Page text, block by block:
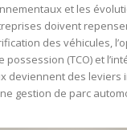
et les
doivent
des véhicules,
possession (TCO) et
deviennent des leviers
gestion de parc